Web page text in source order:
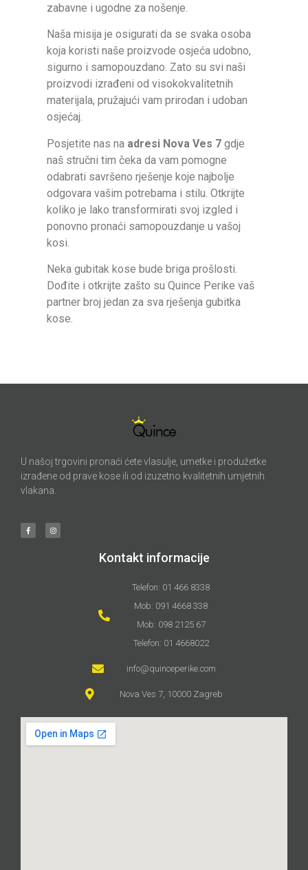
zabavne i ugodne za nošenje.
Naša misija je osigurati da se svaka osoba
koja koristi naše proizvode osjeća udobno,
sigurno i samopouzdano. Zato su svi naši
proizvodi izrađeni od visokokvalitetnih
materijala, pružajući vam prirodan i udoban
osjećaj.
Posjetite nas na adresi Nova Ves 7 gdje
naš stručni tim čeka da vam pomogne
odabrati savršeno rješenje koje najbolje
odgovara vašim potrebama i stilu. Otkrijte
koliko je lako transformirati svoj izgled i
ponovno pronaći samopouzdanje u vašoj
kosi.
Neka gubitak kose bude briga prošlosti.
Dođite i otkrijte zašto su Quince Perike vaš
partner broj jedan za sva rješenja gubitka
kose.
U našoj trgovini pronaći ćete vlasulje, umetke i produžetke
izrađene od prave kose ili od izuzetno kvalitetnih umjetnih
vlakana.
Kontakt informacije
Telefon: 01 466 8338
Mob: 091 4668 338
Mob: 098 2125 67
Telefon: 01 4668022
info@quinceperike.com
Nova Ves 7, 10000 Zagreb